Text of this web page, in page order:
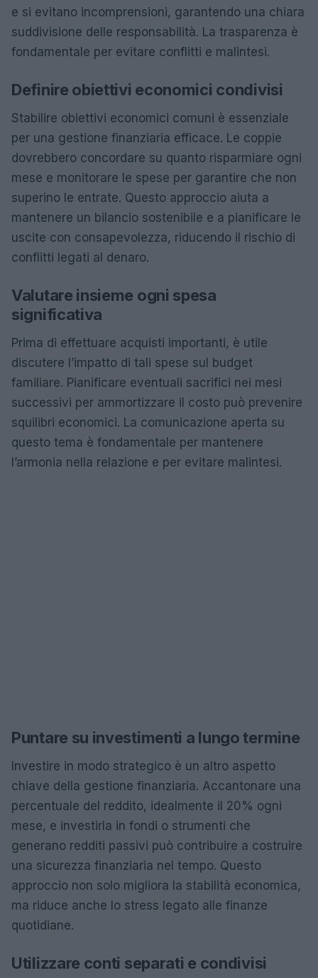
e si evitano incomprensioni, garantendo una chiara
suddivisione delle responsabilità. La trasparenza è
fondamentale per evitare conflitti e malintesi.
Definire obiettivi economici condivisi
Stabilire obiettivi economici comuni è essenziale
per una gestione finanziaria efficace. Le coppie
dovrebbero concordare su quanto risparmiare ogni
mese e monitorare le spese per garantire che non
superino le entrate. Questo approccio aiuta a
mantenere un bilancio sostenibile e a pianificare le
uscite con consapevolezza, riducendo il rischio di
conflitti legati al denaro.
Valutare insieme ogni spesa
significativa
Prima di effettuare acquisti importanti, è utile
discutere l’impatto di tali spese sul budget
familiare. Pianificare eventuali sacrifici nei mesi
successivi per ammortizzare il costo può prevenire
squilibri economici. La comunicazione aperta su
questo tema è fondamentale per mantenere
l’armonia nella relazione e per evitare malintesi.
Puntare su investimenti a lungo termine
Investire in modo strategico è un altro aspetto
chiave della gestione finanziaria. Accantonare una
percentuale del reddito, idealmente il 20% ogni
mese, e investirla in fondi o strumenti che
generano redditi passivi può contribuire a costruire
una sicurezza finanziaria nel tempo. Questo
approccio non solo migliora la stabilità economica,
ma riduce anche lo stress legato alle finanze
quotidiane.
Utilizzare conti separati e condivisi